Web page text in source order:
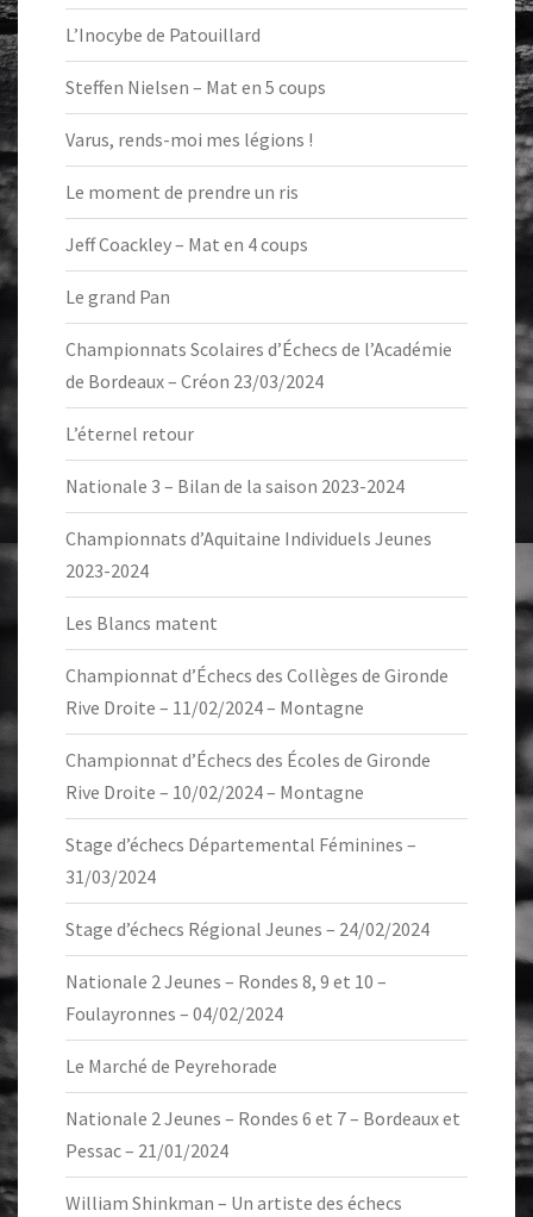
L’Inocybe de Patouillard
Steffen Nielsen – Mat en 5 coups
Varus, rends-moi mes légions !
Le moment de prendre un ris
Jeff Coackley – Mat en 4 coups
Le grand Pan
Championnats Scolaires d’Échecs de l’Académie
de Bordeaux – Créon 23/03/2024
L’éternel retour
Nationale 3 – Bilan de la saison 2023-2024
Championnats d’Aquitaine Individuels Jeunes
2023-2024
Les Blancs matent
Championnat d’Échecs des Collèges de Gironde
Rive Droite – 11/02/2024 – Montagne
Championnat d’Échecs des Écoles de Gironde
Rive Droite – 10/02/2024 – Montagne
Stage d’échecs Départemental Féminines –
31/03/2024
Stage d’échecs Régional Jeunes – 24/02/2024
Nationale 2 Jeunes – Rondes 8, 9 et 10 –
Foulayronnes – 04/02/2024
Le Marché de Peyrehorade
Nationale 2 Jeunes – Rondes 6 et 7 – Bordeaux et
Pessac – 21/01/2024
William Shinkman – Un artiste des échecs